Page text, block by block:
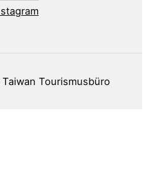
Taiwan Tourismusbüro